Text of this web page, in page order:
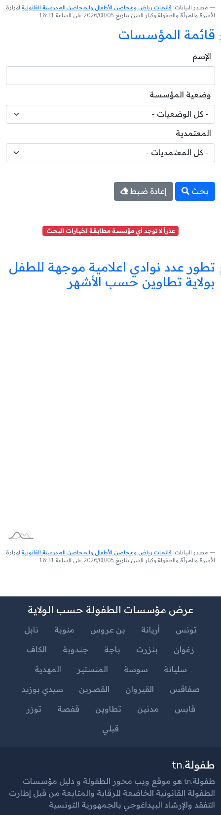
مصدر البيانات: قائمات رياض ومحاضن الأطفال والمحاضن المدرسية القانونية لوزارة
الأسرة والمرأة والطفولة وكبار السن بتاريخ 2026/08/05 على الساعة 16:31
قائمة المؤسسات
الإسم
وضعية المؤسسة
المعتمدية
بحث إعادة ضبط
عذراً لا توجد أي مؤسسة مطابقة لخيارات البحث
تطور عدد نوادي اعلامية موجهة للطفل
بولاية تطاوين حسب الأشهر
مصدر البيانات: قائمات رياض ومحاضن الأطفال والمحاضن المدرسية القانونية لوزارة
الأسرة والمرأة والطفولة وكبار السن بتاريخ 2026/08/05 على الساعة 16:31
عرض مؤسسات الطفولة حسب الولاية
تونس أريانة بن عروس منوبة
نابل
زغوان
بنزرت باجة جندوبة
الكاف
سليانة
سوسة المنستير
المهدية
صفاقس
القيروان القصرين
سيدي بوزيد
قابس
مدنين تطاوين قفصة
توزر
قبلي
طفولة.tn
طفولة.tn هو موقع ويب محور الطفولة و دليل مؤسسات
الطفولة القانونية الخاضعة للرقابة والمتابعة من قبل إطارت
التفقد والإرشاد البيداغوجي بالجمهورية التونسية